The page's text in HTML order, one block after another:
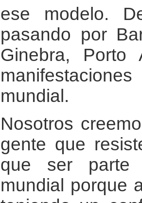
ese modelo.
pasando por
Ginebra, Porto
mundial.
Nosotros
gente que
que ser parte
mundial porque